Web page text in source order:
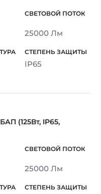
25000 Лм
IP65
(125Вт, IP65,
25000 Лм